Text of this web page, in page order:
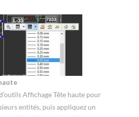
Affichage Tête haute pour
entités, puis appliquez un